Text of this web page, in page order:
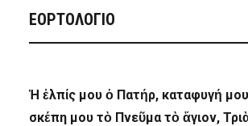
ΕΟΡΤΟΛΟΓΙΟ
Ἡ ἐλπίς μου ὁ Πατήρ, καταφυγή
σκέπη μου τὸ Πνεῦμα τὸ ἅγιον,